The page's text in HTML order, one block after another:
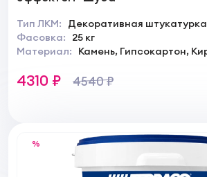
Тип ЛКМ:
Декоративная штукатурка
Фасовка:
25 кг
Материал:
4310 ₽ 4540 ₽
%